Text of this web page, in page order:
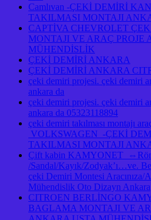
Camlıvan -ÇEKİ DEMİRİ
TAKILMASI MONTAJI
CAPTİVA CHEVROLET
MONTAJI VE ARAÇ PROJE
MÜHENDİSLİK
ÇEKİ DEMİRİ ANKARA
ÇEKİ DEMİRİ ANKARA
çeki demiri projesi. çeki demiri
ankara da
çeki demiri projesi. çeki demiri
ankara da 05323118894
çeki demiri takılması montajı
VOLKSWAGEN -ÇEKİ
TAKILMASI MONTAJI
Çift kabin KAMYONET
/Sandal/Kayık/Zodyak’ı…ve.
çeki Demiri Montesi Aracınıza/
Mühendislik Oto Dizayn Ankara
CITROEN BERLİNGO
BAGLAMA MONTAJI VE